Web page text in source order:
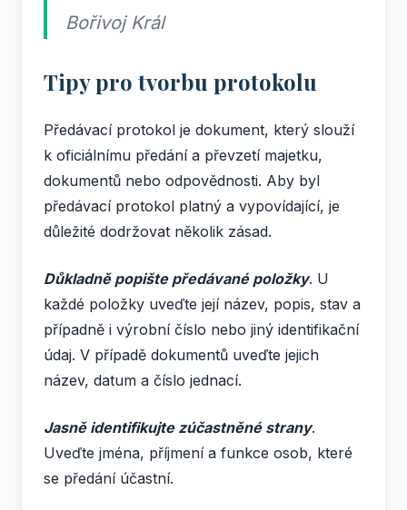
Bořivoj Král
Tipy pro tvorbu protokolu
Předávací protokol je dokument, který slouží
k oficiálnímu předání a převzetí majetku,
dokumentů nebo odpovědnosti. Aby byl
předávací protokol platný a vypovídající, je
důležité dodržovat několik zásad.
Důkladně popište předávané položky. U
každé položky uveďte její název, popis, stav a
případně i výrobní číslo nebo jiný identifikační
údaj. V případě dokumentů uveďte jejich
název, datum a číslo jednací.
Jasně identifikujte zúčastněné strany.
Uveďte jména, příjmení a funkce osob, které
se předání účastní.